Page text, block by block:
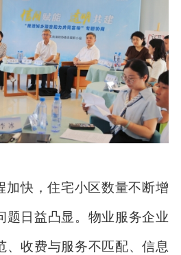
加快，住宅小区数量不断增
题日益凸显。物业服务企业
、收费与服务不匹配、信息